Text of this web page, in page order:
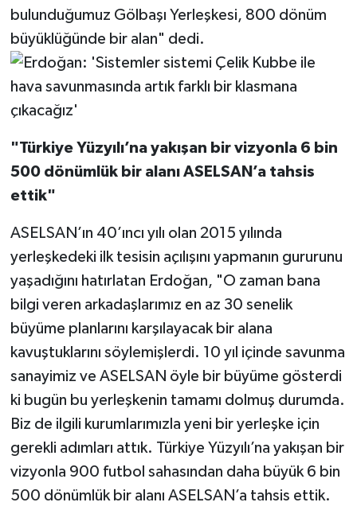
bulunduğumuz Gölbaşı Yerleşkesi, 800 dönüm
büyüklüğünde bir alan" dedi.
"Türkiye Yüzyılı’na yakışan bir vizyonla 6 bin
500 dönümlük bir alanı ASELSAN’a tahsis
ettik"
ASELSAN’ın 40’ıncı yılı olan 2015 yılında
yerleşkedeki ilk tesisin açılışını yapmanın gururunu
yaşadığını hatırlatan Erdoğan, "O zaman bana
bilgi veren arkadaşlarımız en az 30 senelik
büyüme planlarını karşılayacak bir alana
kavuştuklarını söylemişlerdi. 10 yıl içinde savunma
sanayimiz ve ASELSAN öyle bir büyüme gösterdi
ki bugün bu yerleşkenin tamamı dolmuş durumda.
Biz de ilgili kurumlarımızla yeni bir yerleşke için
gerekli adımları attık. Türkiye Yüzyılı’na yakışan bir
vizyonla 900 futbol sahasından daha büyük 6 bin
500 dönümlük bir alanı ASELSAN’a tahsis ettik.